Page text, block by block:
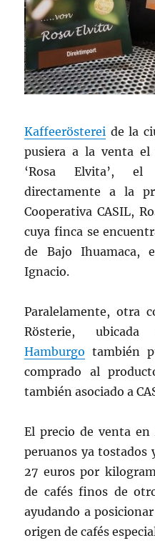
Kaffeerösterei de la
pusiera a la venta el
‘Rosa Elvita’,
directamente a la
Cooperativa CASIL,
cuya finca se
de Bajo Ihuamaca,
Ignacio.
Paralelamente, otra
Rösterie,
Hamburgo también
comprado al
también asociado a
El precio de venta en
peruanos ya tostados
27 euros por
de cafés finos de
ayudando a
origen de cafés